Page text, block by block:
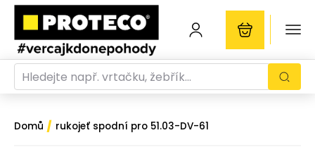
Domů / rukojeť spodní pro 51.03-DV-61